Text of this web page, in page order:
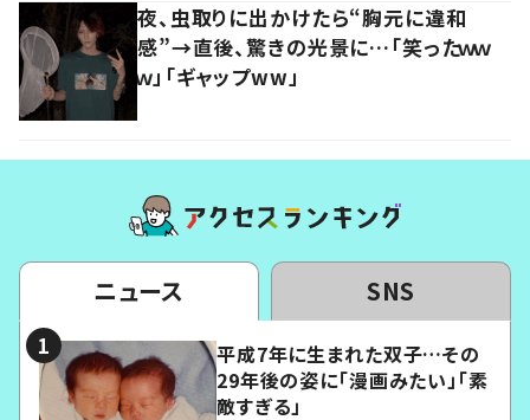
夜、虫取りに出かけたら“胸元に違和
感”→直後、驚きの光景に…「笑ったｗｗ
ｗ」「ギャップww」
ニュース SNS
平成7年に生まれた双子…その
29年後の姿に「漫画みたい」「素
敵すぎる」